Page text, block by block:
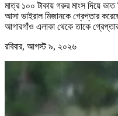
মাত্র ১০০ টাকায় গরুর মাংস দিয়ে
আসা ভাইরাল মিজানকে গ্রেপ্তার
আগারগাঁও এলাকা থেকে তাকে
রবিবার, আগস্ট ৯, ২০২৬